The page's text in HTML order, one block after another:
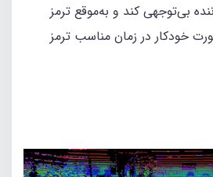
بی‌توجهی کند و به‌موقع ترمز
خودکار در زمان مناسب ترمز